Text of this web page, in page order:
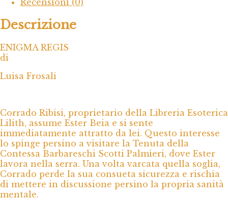
Descrizione
ENIGMA REGIS
di
Luisa Frosali
Corrado Ribisi, proprietario della Libreria Esoterica
Lilith, assume Ester Beia e si sente
immediatamente attratto da lei. Questo interesse
lo spinge persino a visitare la Tenuta della
Contessa Barbareschi Scotti Palmieri, dove Ester
lavora nella serra. Una volta varcata quella soglia,
Corrado perde la sua consueta sicurezza e rischia
di mettere in discussione persino la propria sanità
mentale.